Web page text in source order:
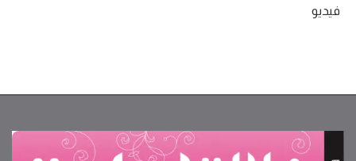
فيديو